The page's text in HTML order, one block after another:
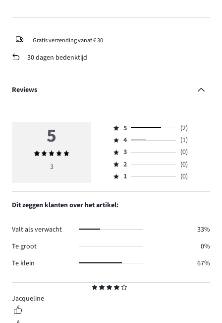
Gratis verzending vanaf € 30
30 dagen bedenktijd
Reviews
4
Jacqueline
5
Gemiddelde
beoordeling
3
Beoordeling
5,
aantal
reviews
2.
5
(2)
Beoordeling
4,
aantal
reviews
4
(1)
Beoordeling
3,
aantal
3
(0)
Beoordeling
2,
0.
2
(0)
Beoordeling
1,
aantal
reviews
1 (0)
Dit zeggen klanten over het artikel:
Valt als verwacht
33%
Te groot
0%
Te klein
67%